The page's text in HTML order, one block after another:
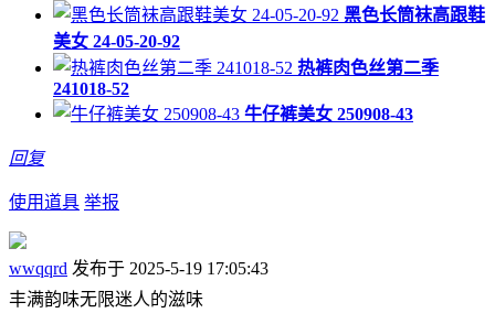
黑色长筒袜高跟鞋
美女 24-05-20-92
热裤肉色丝第二季
241018-52
牛仔裤美女 250908-43
回复
使用道具 举报
wwqqrd 发布于 2025-5-19 17:05:43
丰满韵味无限迷人的滋味